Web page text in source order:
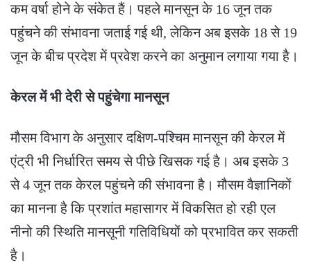
कम वर्षा होने के संकेत हैं। पहले मानसून के 16 जून तक
पहुंचने की संभावना जताई गई थी, लेकिन अब इसके 18 से 19
जून के बीच प्रदेश में प्रवेश करने का अनुमान लगाया गया है।
केरल में भी देरी से पहुंचेगा मानसून
मौसम विभाग के अनुसार दक्षिण-पश्चिम मानसून की केरल में
एंट्री भी निर्धारित समय से पीछे खिसक गई है। अब इसके 3
से 4 जून तक केरल पहुंचने की संभावना है। मौसम वैज्ञानिकों
का मानना है कि प्रशांत महासागर में विकसित हो रही एल
नीनो की स्थिति मानसूनी गतिविधियों को प्रभावित कर सकती
है।